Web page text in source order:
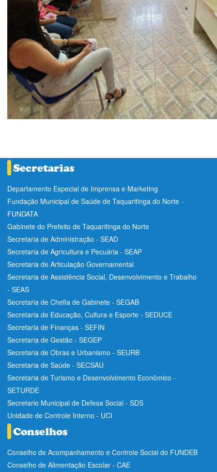
Departamento Especial de Imprensa e Marketing
Fundação Municipal de Saúde de Taquaritinga do Norte -
FUNDATA
Gabinete do Prefeito de Taquaritinga do Norte
Secretaria de Administração - SEAD
Secretaria de Agricultura e Pecuária - SEAP
Secretaria de Articulação Governamental
Secretaria de Assistência Social, Desenvolvimento e Trabalho
- SEAS
Secretaria de Chefia de Gabinete - SEGAB
Secretaria de Educação, Cultura e Esporte - SEDUCE
Secretaria de Finanças - SEFIN
Secretaria de Gestão - SEGEP
Secretaria de Obras e Urbanismo - SEURB
Secretaria de Saúde - SECSAU
Secretaria de Turismo e Desenvolvimento Econômico -
SETURDE
Secretario Municipal de Defesa Social - SDS
Unidade de Controle Interno - UCI
Conselho de Acompanhamento e Controle Social do FUNDEB
Conselho de Alimentação Escolar - CAE